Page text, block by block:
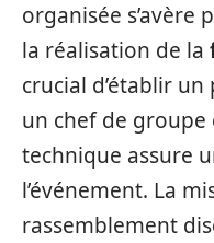
organisée
la réalisation de la
crucial d’établir
un chef de
technique assure
l’événement. La
rassemblement